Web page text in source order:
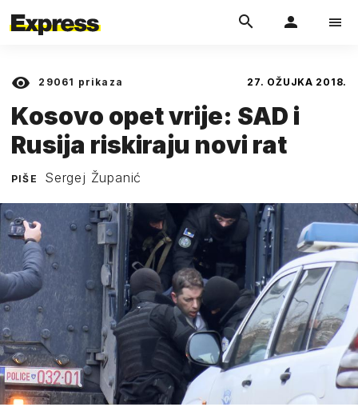
29061 prikaza 27. OŽUJKA 2018.
Kosovo opet vrije: SAD i
Rusija riskiraju novi rat
PIŠE Sergej Županić